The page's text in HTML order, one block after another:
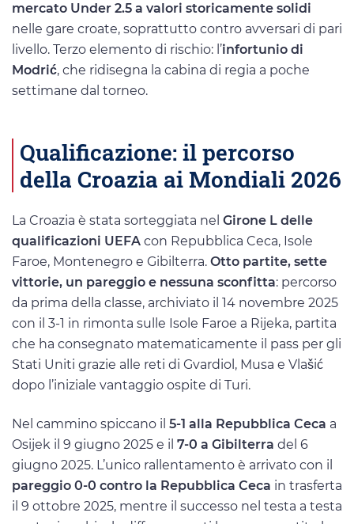
mercato Under 2.5 a valori storicamente solidi
nelle gare croate, soprattutto contro avversari di pari
livello. Terzo elemento di rischio: l’infortunio di
Modrić, che ridisegna la cabina di regia a poche
settimane dal torneo.
Qualificazione: il percorso
della Croazia ai Mondiali 2026
La Croazia è stata sorteggiata nel Girone L delle
qualificazioni UEFA con Repubblica Ceca, Isole
Faroe, Montenegro e Gibilterra. Otto partite, sette
vittorie, un pareggio e nessuna sconfitta: percorso
da prima della classe, archiviato il 14 novembre 2025
con il 3-1 in rimonta sulle Isole Faroe a Rijeka, partita
che ha consegnato matematicamente il pass per gli
Stati Uniti grazie alle reti di Gvardiol, Musa e Vlašić
dopo l’iniziale vantaggio ospite di Turi.
Nel cammino spiccano il 5-1 alla Repubblica Ceca a
Osijek il 9 giugno 2025 e il 7-0 a Gibilterra del 6
giugno 2025. L’unico rallentamento è arrivato con il
pareggio 0-0 contro la Repubblica Ceca in trasferta
il 9 ottobre 2025, mentre il successo nel testa a testa